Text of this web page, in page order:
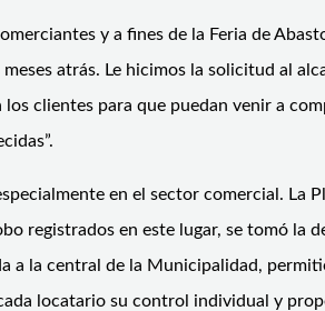
y a fines de la Feria de
atrás. Le hicimos la solicitud al
clientes para que puedan venir a
en el sector comercial. La
registrados en este lugar, se tomó la
a la central de la Municipalidad,
locatario su control individual y